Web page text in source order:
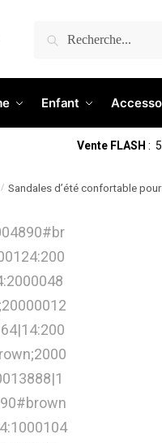
Recherche
Enfant
Vente FLASH :
/ Sandales d’été confortable